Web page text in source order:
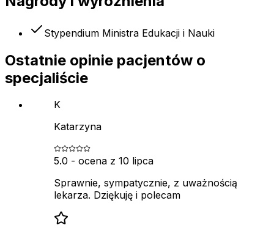
Stypendium Ministra Edukacji i Nauki
Ostatnie opinie pacjentów o
specjaliście
K
Katarzyna
5.0 - ocena z 10 lipca
Sprawnie, sympatycznie, z uważnością
lekarza. Dziękuję i polecam